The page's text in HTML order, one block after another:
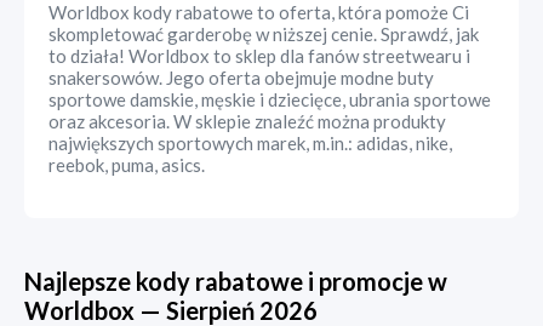
Worldbox kody rabatowe to oferta, która pomoże Ci
skompletować garderobę w niższej cenie. Sprawdź, jak
to działa! Worldbox to sklep dla fanów streetwearu i
snakersowów. Jego oferta obejmuje modne buty
sportowe damskie, męskie i dziecięce, ubrania sportowe
oraz akcesoria. W sklepie znaleźć można produkty
największych sportowych marek, m.in.: adidas, nike,
reebok, puma, asics.
Najlepsze kody rabatowe i promocje w
Worldbox — Sierpień 2026